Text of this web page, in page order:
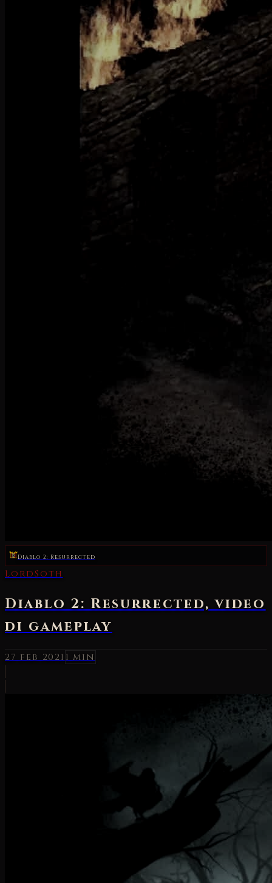
Diablo 2: Resurrected
LordSoth
Diablo 2: Resurrected, video
di gameplay
27 feb 20211 min